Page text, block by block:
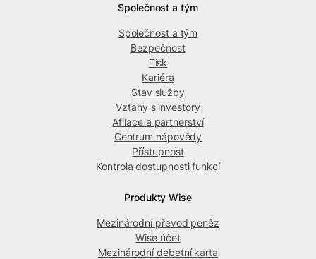
Společnost a tým
Společnost a tým
Bezpečnost
Tisk
Kariéra
Stav služby
Vztahy s investory
Afilace a partnerství
Centrum nápovědy
Přístupnost
Kontrola dostupnosti funkcí
Produkty Wise
Mezinárodní převod peněz
Wise účet
Mezinárodní debetní karta